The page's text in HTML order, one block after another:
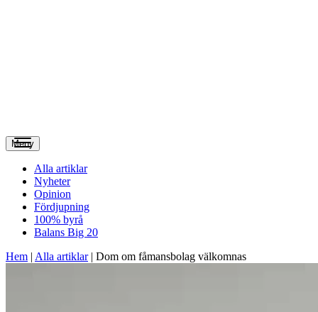
Meny
Alla artiklar
Nyheter
Opinion
Fördjupning
100% byrå
Balans Big 20
Hem | Alla artiklar| Dom om fåmansbolag välkomnas